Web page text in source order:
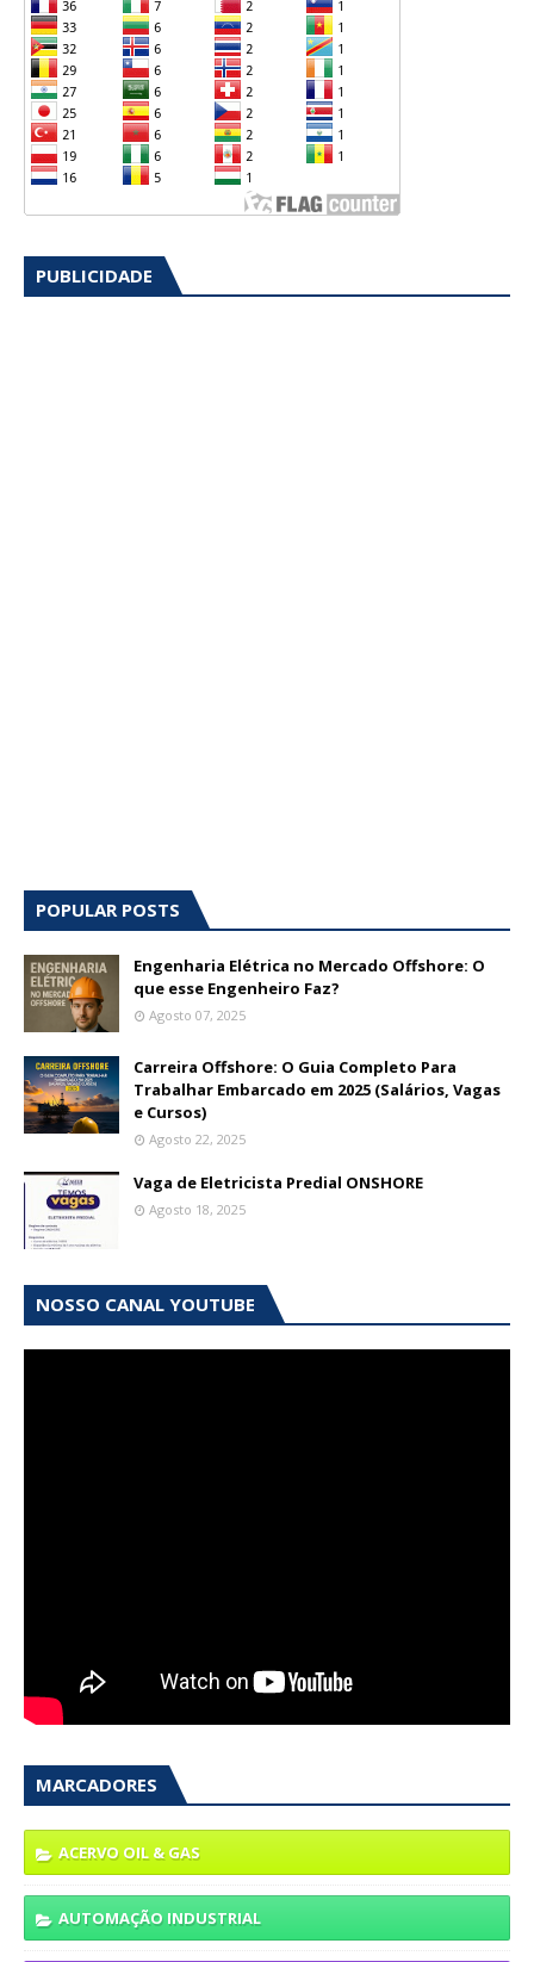
PUBLICIDADE
POPULAR POSTS
Engenharia Elétrica no Mercado Offshore: O
que esse Engenheiro Faz?
Agosto 07, 2025
Carreira Offshore: O Guia Completo Para
Trabalhar Embarcado em 2025 (Salários, Vagas
e Cursos)
Agosto 22, 2025
Vaga de Eletricista Predial ONSHORE
Agosto 18, 2025
NOSSO CANAL YOUTUBE
MARCADORES
ACERVO OIL & GAS
AUTOMAÇÃO INDUSTRIAL